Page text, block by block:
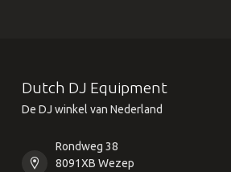
Dutch DJ Equipment
De DJ winkel van Nederland
Rondweg 38
8091XB Wezep